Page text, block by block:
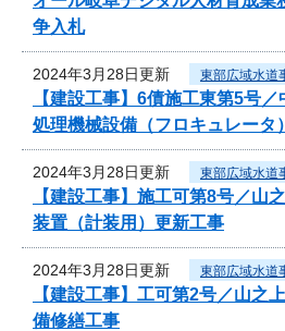
争入札
2024年3月28日更新 東部広域水道
【建設工事】6債施工東第5号
処理機械設備（フロキュレータ
2024年3月28日更新 東部広域水道
【建設工事】施工可第8号／山
装置（計装用）更新工事
2024年3月28日更新 東部広域水道
【建設工事】工可第2号／山之
備修繕工事